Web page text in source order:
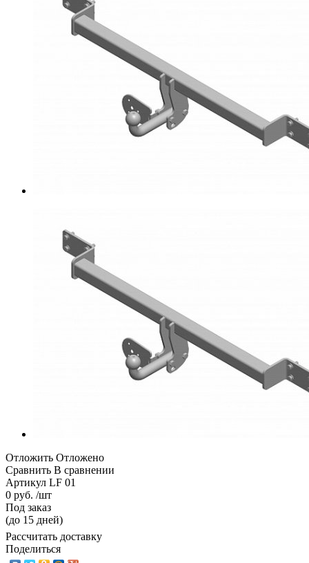
Отложить Отложено
Сравнить В сравнении
Артикул LF 01
0 руб. /шт
Под заказ
(до 15 дней)
Рассчитать доставку
Поделиться